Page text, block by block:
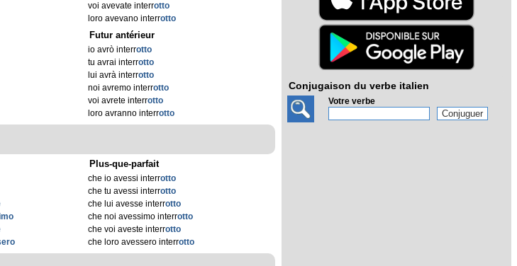
voi avevate interrotto
loro avevano interrotto
Futur antérieur
io avrò interrotto
tu avrai interrotto
lui avrà interrotto
noi avremo interrotto
voi avrete interrotto
loro avranno interrotto
Plus-que-parfait
che io avessi interrotto
che tu avessi interrotto
che lui avesse interrotto
che noi avessimo interrotto
che voi aveste interrotto
che loro avessero interrotto
Conjugaison du verbe italien
Votre verbe